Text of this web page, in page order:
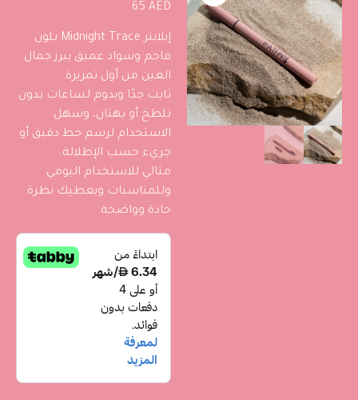
65 AED
إيلاينر Midnight Trace بلون
فاحم وسواد عميق يبرز جمال
العين من أول تمريرة.
ثابت جدًا ويدوم لساعات بدون
تلطخ أو بهتان، وسهل
الاستخدام لرسم خط دقيق أو
جريء حسب الإطلالة.
مثالي للاستخدام اليومي
وللمناسبات ويعطيك نظرة
حادة وواضحة.